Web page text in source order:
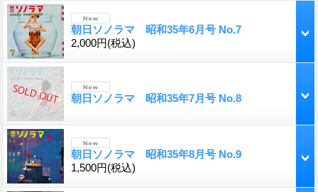
朝日ソノラマ 昭和35年6月号 No.7
2,000円(税込)
朝日ソノラマ 昭和35年7月号 No.8
朝日ソノラマ 昭和35年8月号 No.9
1,500円(税込)